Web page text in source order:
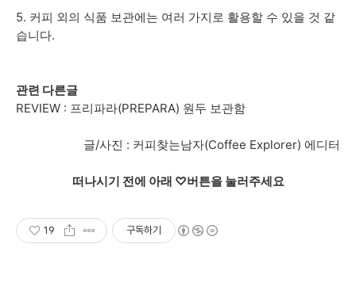
5. 커피 외의 식품 보관에는 여러 가지로 활용할 수 있을 것 같
습니다.
관련 다른글
REVIEW : 프리파라(PREPARA) 원두 보관함
글/사진 : 커피찾는남자(Coffee Explorer) 에디터
떠나시기 전에 아래 ♡버튼을 눌러주세요
19 구독하기